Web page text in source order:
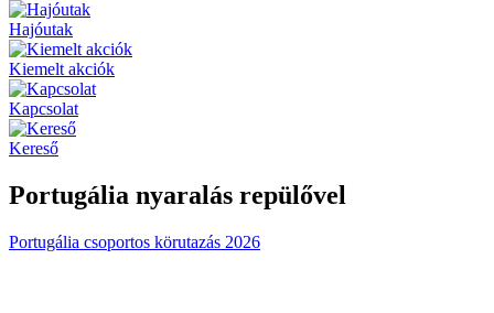
Hajóutak
Kiemelt akciók
Kapcsolat
Kereső
Portugália nyaralás repülővel
Portugália csoportos körutazás 2026